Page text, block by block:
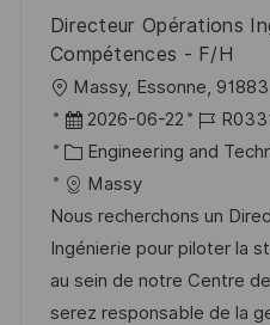
ö
e
t
Directeur Opérations
Compétences - F/H
O
r
t
Massy, Essonne, 91883
D
a
t
u
m
d
e
2026-06-22
J
o
-
I
D
K
a
t
e
g
o
Engineering and
Massy
Nous recherchons un
Ingénierie pour piloter la
au sein de notre Centre
serez responsable de la